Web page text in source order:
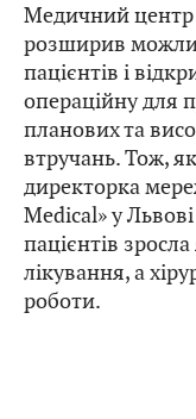
Медичний центр
розширив
пацієнтів і
операційну для
планових та
втручань. Тож,
директорка
Medical» у Львові
пацієнтів
лікування, а
роботи.